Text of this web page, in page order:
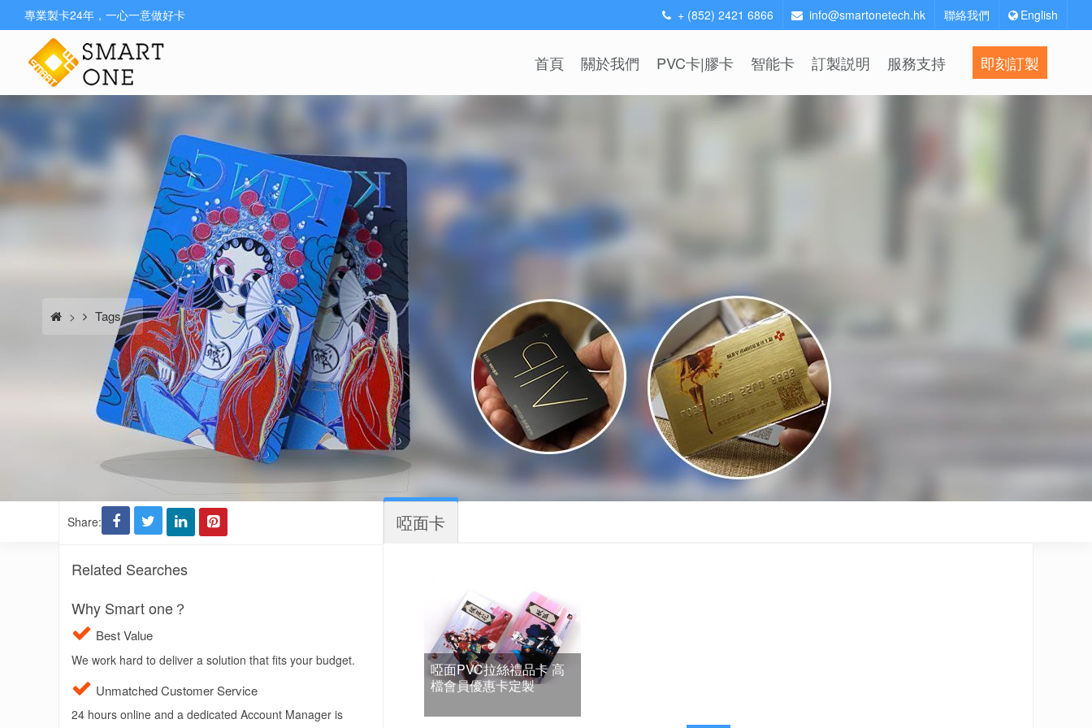
專業製卡24年，一心一意做好卡 + (852) 2421 6866 info@smartonetech.hk 聯絡我們 English
首頁 關於我們 PVC卡|膠卡 智能卡 訂製説明 服務支持 即刻訂製
> Tags >
Share:
Related Searches
Why Smart one？
Best Value
We work hard to deliver a solution that fits your budget.
Unmatched Customer Service
24 hours online and a dedicated Account Manager is
啞面卡
啞面PVC拉絲禮品卡 高
檔會員優惠卡定製